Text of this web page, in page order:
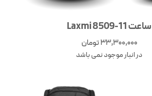
ساعت Laxmi 8509-11
33,300,000تومان
در انبار موجود نمی باشد